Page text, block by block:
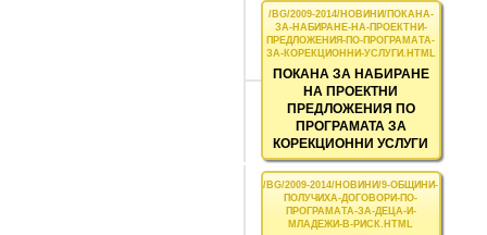
ПОКАНА ЗА НАБИРАНЕ
НА ПРОЕКТНИ
ПРЕДЛОЖЕНИЯ ПО
ПРОГРАМАТА ЗА
КОРЕКЦИОННИ УСЛУГИ